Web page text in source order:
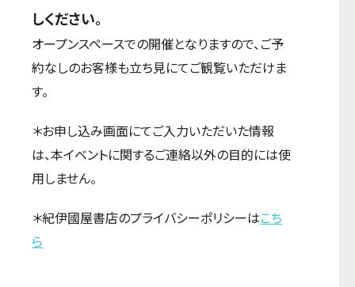
しください。
オープンスペースでの開催となりますので、ご予
約なしのお客様も立ち見にてご観覧いただけま
す。
＊お申し込み画面にてご入力いただいた情報
は、本イベントに関するご連絡以外の目的には使
用しません。
＊紀伊國屋書店のプライバシーポリシーはこち
ら